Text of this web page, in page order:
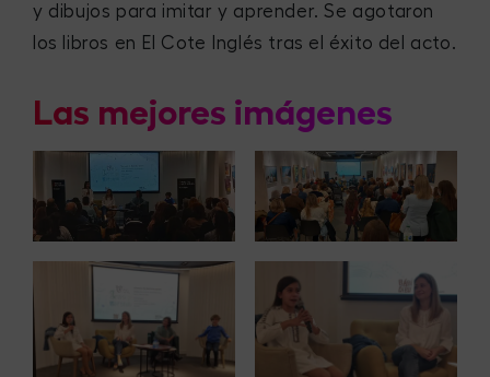
y dibujos para imitar y aprender. Se agotaron
los libros en El Cote Inglés tras el éxito del acto.
Las mejores imágenes